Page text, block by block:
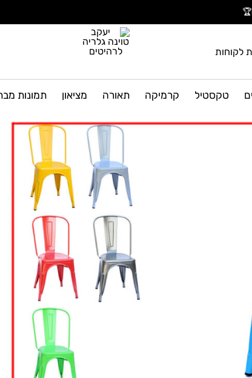
לקוחות
יעקב
טוינה
גלריה
לרהיטים
טקסטיל קרמיקה תאורה מציאון תמונות